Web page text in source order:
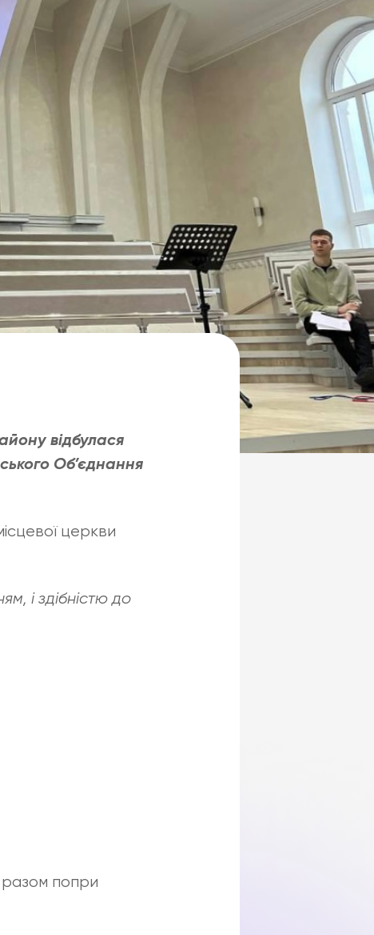
відбулася
Об’єднання
церкви
і здібністю до
разом попри